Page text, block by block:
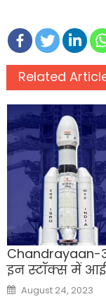
Related
इन स्टॉक्स में
Posted
on
August 24, 2023